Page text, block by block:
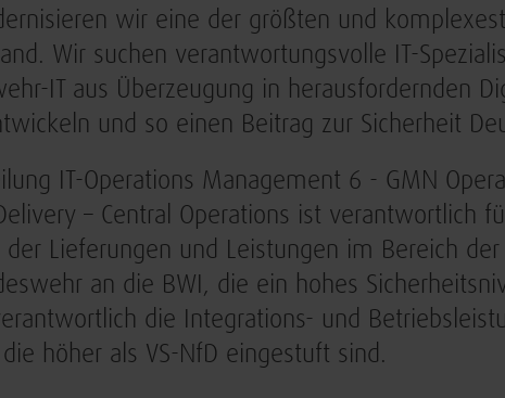
wir eine der größten und
Wir suchen verantwortungsvolle IT-
IT aus Überzeugung in herausfordernden
und so einen Beitrag zur Sicherheit
IT-Operations Management 6 - GMN
– Central Operations ist verantwortlich
der Lieferungen und Leistungen im Bereich
an die BWI, die ein hohes
die Integrations- und
die höher als VS-NfD eingestuft sind.